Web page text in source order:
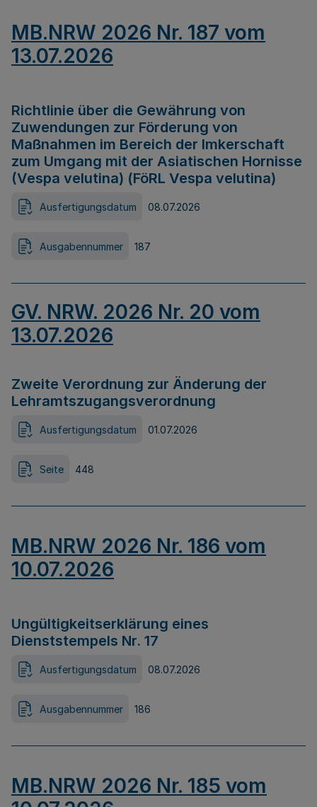
MB.NRW 2026 Nr. 187 vom
13.07.2026
Richtlinie über die Gewährung von
Zuwendungen zur Förderung von
Maßnahmen im Bereich der Imkerschaft
zum Umgang mit der Asiatischen Hornisse
(Vespa velutina) (FöRL Vespa velutina)
Ausfertigungsdatum 08.07.2026
Ausgabennummer 187
GV. NRW. 2026 Nr. 20 vom
13.07.2026
Zweite Verordnung zur Änderung der
Lehramtszugangsverordnung
Ausfertigungsdatum 01.07.2026
Seite 448
MB.NRW 2026 Nr. 186 vom
10.07.2026
Ungültigkeitserklärung eines
Dienststempels Nr. 17
Ausfertigungsdatum 08.07.2026
Ausgabennummer 186
MB.NRW 2026 Nr. 185 vom